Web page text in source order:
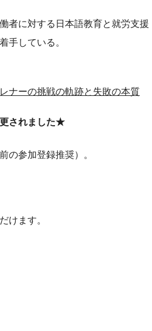
者に対する日本語教育と就労支援
手している。
ナーの挑戦の軌跡と失敗の本質
されました★
の参加登録推奨）。
けます。